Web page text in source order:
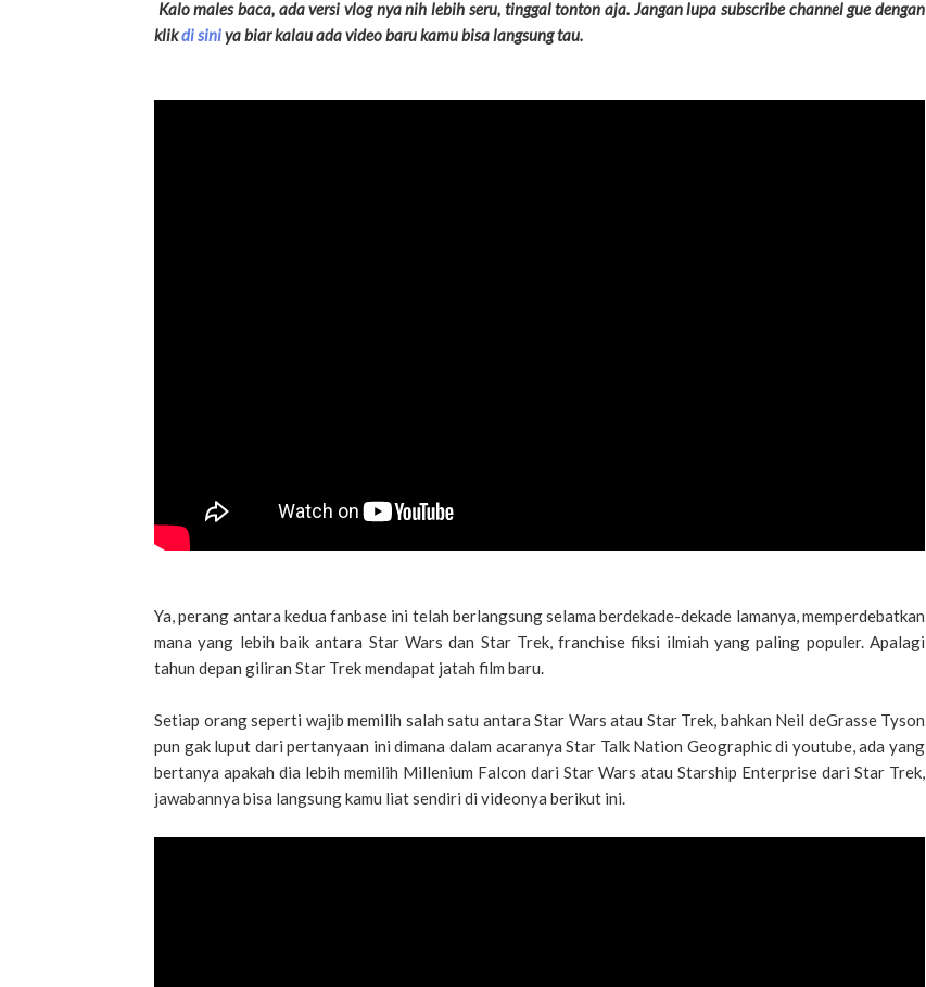
Kalo males baca, ada versi vlog nya nih lebih seru, tinggal tonton aja. Jangan lupa subscribe channel gue dengan
klikdi siniya biar kalau ada video baru kamu bisa langsung tau.
Ya, perang antara kedua fanbase ini telah berlangsung selama berdekade-dekade lamanya, memperdebatkan
mana yang lebih baik antara Star Wars dan Star Trek, franchise fiksi ilmiah yang paling populer. Apalagi
tahun depan giliran Star Trek mendapat jatah film baru.
Setiap orang seperti wajib memilih salah satu antara Star Wars atau Star Trek, bahkan Neil deGrasse Tyson
pun gak luput dari pertanyaan ini dimana dalam acaranya Star Talk Nation Geographic di youtube, ada yang
bertanya apakah dia lebih memilih Millenium Falcon dari Star Wars atau Starship Enterprise dari Star Trek,
jawabannya bisa langsung kamu liat sendiri di videonya berikut ini.